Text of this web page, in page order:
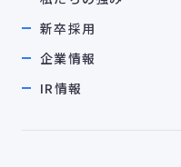
新卒採用
企業情報
IR情報